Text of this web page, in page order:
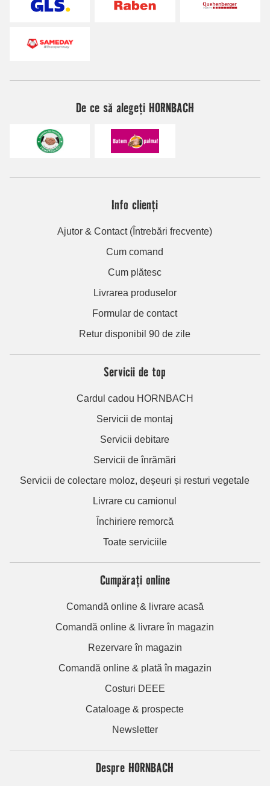
De ce să alegeți HORNBACH
Info clienți
Ajutor & Contact (Întrebări frecvente)
Cum comand
Cum plătesc
Livrarea produselor
Formular de contact
Retur disponibil 90 de zile
Servicii de top
Cardul cadou HORNBACH
Servicii de montaj
Servicii debitare
Servicii de înrămări
Servicii de colectare moloz, deșeuri și resturi vegetale
Livrare cu camionul
Închiriere remorcă
Toate serviciile
Cumpărați online
Comandă online & livrare acasă
Comandă online & livrare în magazin
Rezervare în magazin
Comandă online & plată în magazin
Costuri DEEE
Cataloage & prospecte
Newsletter
Despre HORNBACH